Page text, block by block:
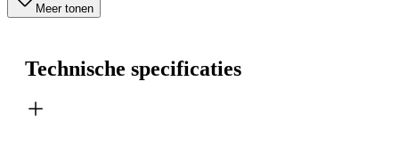
Meer tonen
Technische specificaties